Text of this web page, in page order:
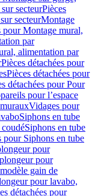
secteurPièces
secteurMontage
pour Montage mural,
par
alimentation par
Pièces détachées pour
Pièces détachées pour
détachées pour Pour
pour l’espace
Vidages pour
Siphons en tube
coudéSiphons en tube
pour Siphons en tube
pour
pour
gain de
pour lavabo,
détachées pour